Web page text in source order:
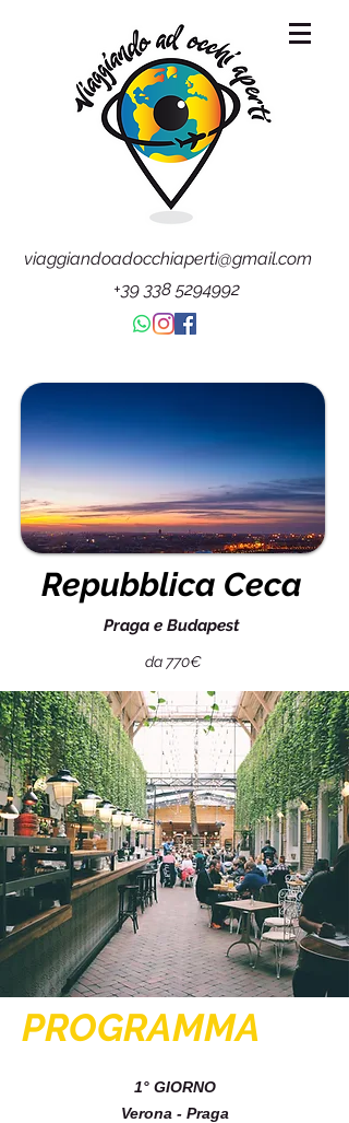
viaggiandoadocchiaperti@gmail.com
+39 338 5294992
Repubblica Ceca
Praga e Budapest
da 770€
PROGRAMMA
1° GIORNO
Verona - Praga